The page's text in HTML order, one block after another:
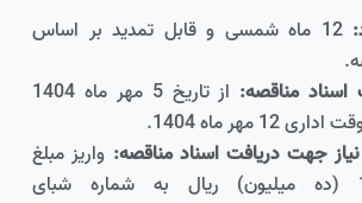
12 ماه شمسی و قابل تمدید بر اساس
اسناد مناقصه:
از تاریخ 5 مهر ماه 1404
12 مهر ماه 1404.
جهت دریافت اسناد مناقصه: واریز مبلغ
10,000,000 (ده میلیون) ریال به شماره شبای